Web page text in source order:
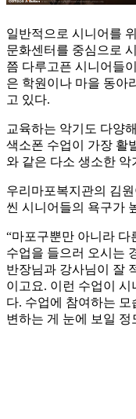
일반적으로 시니어를
문화센터를 중심으로
쯤 다루고픈 시니어들
은 학원이나 마을 동아
고 있다.
교육하는 악기도 다양
색소폰 수업이 가장 활
와 같은 다소 생소한 악
우리마포복지관의 김
씬 시니어들의 욕구가
“마포구뿐만 아니라 다
수업을 들으러 오시는
반장님과 강사님이 잘
이고요. 이런 수업이 시
다. 수업에 참여하는
변하는 게 눈에 보일 정